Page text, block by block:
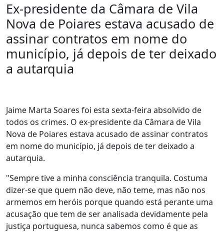
Ex-presidente da Câmara de Vila
Nova de Poiares estava acusado de
assinar contratos em nome do
município, já depois de ter deixado
a autarquia
Jaime Marta Soares foi esta sexta-feira absolvido de
todos os crimes. O ex-presidente da Câmara de Vila
Nova de Poiares estava acusado de assinar contratos
em nome do município, já depois de ter deixado a
autarquia.
"Sempre tive a minha consciência tranquila. Costuma
dizer-se que quem não deve, não teme, mas não nos
armemos em heróis porque quando está perante uma
acusação que tem de ser analisada devidamente pela
justiça portuguesa, nunca sabemos como é que as